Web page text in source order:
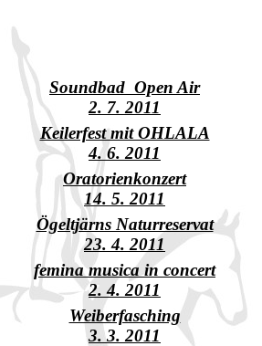
Soundbad Open Air
2. 7. 2011
Keilerfest mit OHLALA
4. 6. 2011
Oratorienkonzert
14. 5. 2011
Ögeltjärns Naturreservat
23. 4. 2011
femina musica in concert
2. 4. 2011
Weiberfasching
3. 3. 2011